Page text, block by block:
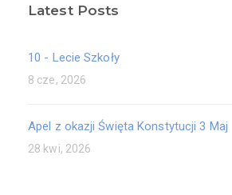
Latest Posts
10 - Lecie Szkoły
8 cze, 2026
Apel z okazji Święta Konstytucji 3 Maj
28 kwi, 2026